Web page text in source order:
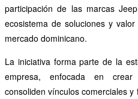
participación de las marcas
ecosistema de soluciones y
mercado dominicano.
La iniciativa forma parte de la
empresa, enfocada en crear
consoliden vínculos comerciales